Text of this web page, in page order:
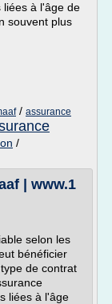
liées à l'âge de
souvent plus
/ assurance
/
| www.1
selon les
bénéficier
de contrat
liées à l'âge